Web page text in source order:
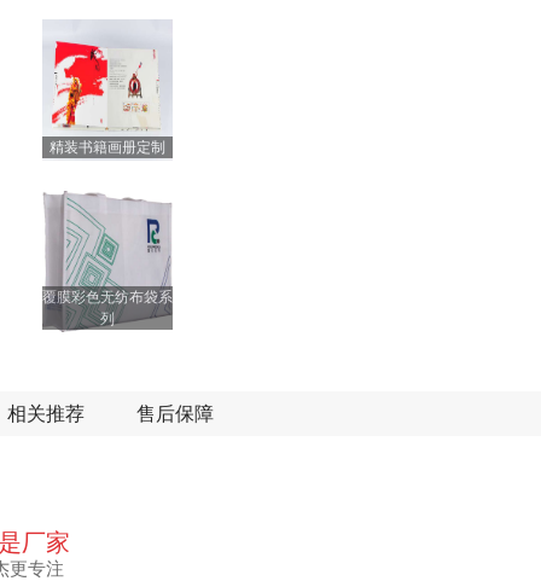
精装书籍画册定制
覆膜彩色无纺布袋系
列
相关推荐 售后保障
厂家
更专注